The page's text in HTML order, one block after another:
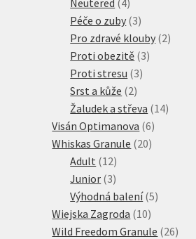
produkty
Péče o zuby 33
produkty
Pro zdravé klouby 22
Proti obezitě 33
Proti stresu 33
Srst a kůže 22
produkty
Žaludek a střeva 1414
Visán Optimanova 66
produktů
Whiskas Granule 2020
Adult 1212
produktů
Junior 33
produkty
Výhodná balení 55
Wiejska Zagroda 1010
produktů
Wild Freedom Granule 2626